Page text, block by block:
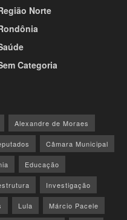
Norte
Categoria
Alexandre de Moraes
Câmara Municipal
Educação
Investigação
Lula Márcio Pacele